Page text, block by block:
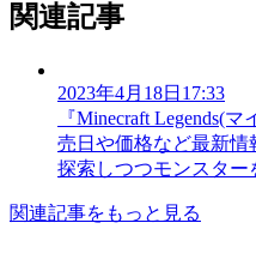
関連記事
2023年4月18日17:33
『Minecraft Legends(
売日や価格など最新
探索しつつモンスター
関連記事をもっと見る